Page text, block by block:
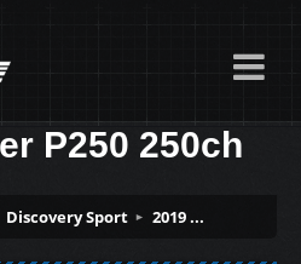
P250 250ch
Discovery Sport 2019 ...